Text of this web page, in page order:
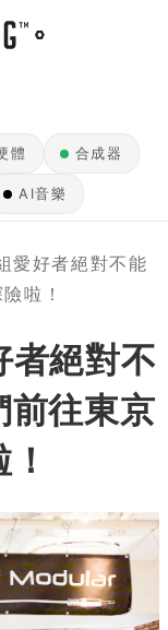
體 合成器
AI音樂
愛好者絕對不能
啦！
者絕對不
前往東京